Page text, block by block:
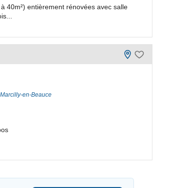
40m²) entièrement rénovées avec salle
en-Beauce